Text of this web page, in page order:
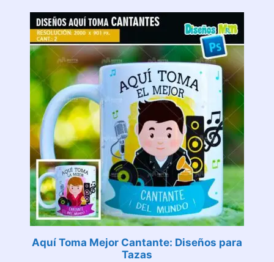
Aquí Toma Mejor Cantante: Diseños para
Tazas